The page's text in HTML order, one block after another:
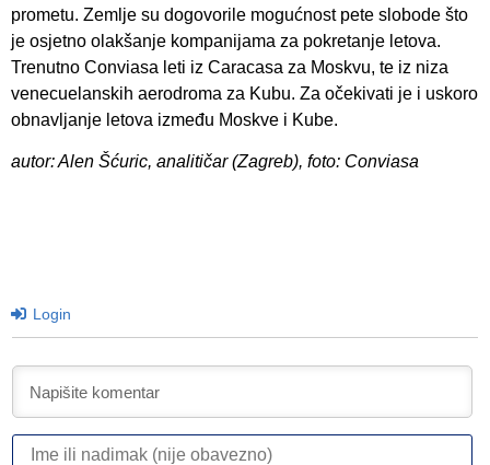
prometu. Zemlje su dogovorile mogućnost pete slobode što
je osjetno olakšanje kompanijama za pokretanje letova.
Trenutno Conviasa leti iz Caracasa za Moskvu, te iz niza
venecuelanskih aerodroma za Kubu. Za očekivati je i uskoro
obnavljanje letova između Moskve i Kube.
autor: Alen Šćuric, analitičar (Zagreb), foto: Conviasa
Login